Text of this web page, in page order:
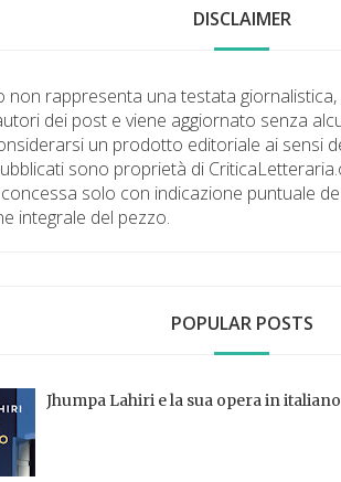
DISCLAIMER
non rappresenta una testata
dei post e viene aggiornato senza
un prodotto editoriale ai sensi
sono proprietà di
solo con indicazione puntuale
integrale del pezzo.
POPULAR POSTS
Jhumpa Lahiri e la sua opera in